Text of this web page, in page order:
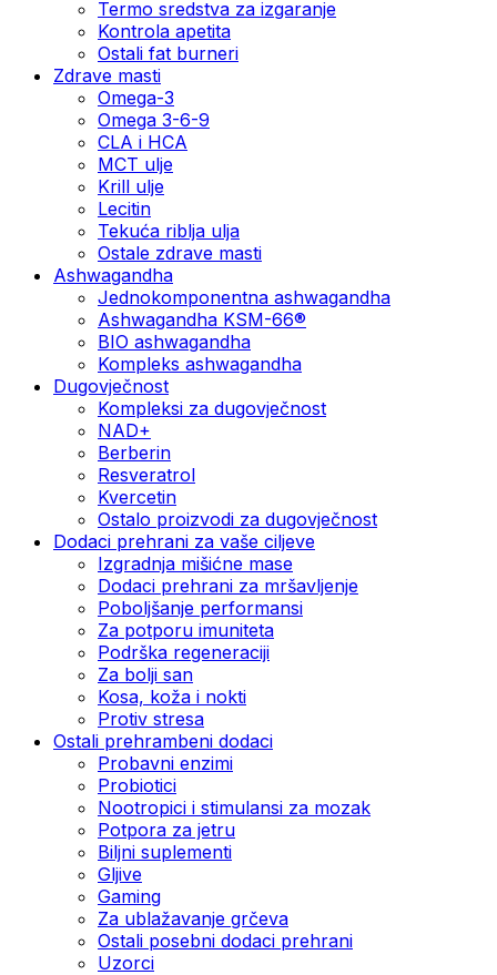
Termo sredstva za izgaranje
Kontrola apetita
Ostali fat burneri
Zdrave masti
Omega-3
Omega 3-6-9
CLA i HCA
MCT ulje
Krill ulje
Lecitin
Tekuća riblja ulja
Ostale zdrave masti
Ashwagandha
Jednokomponentna ashwagandha
Ashwagandha KSM-66®
BIO ashwagandha
Kompleks ashwagandha
Dugovječnost
Kompleksi za dugovječnost
NAD+
Berberin
Resveratrol
Kvercetin
Ostalo proizvodi za dugovječnost
Dodaci prehrani za vaše ciljeve
Izgradnja mišićne mase
Dodaci prehrani za mršavljenje
Poboljšanje performansi
Za potporu imuniteta
Podrška regeneraciji
Za bolji san
Kosa, koža i nokti
Protiv stresa
Ostali prehrambeni dodaci
Probavni enzimi
Probiotici
Nootropici i stimulansi za mozak
Potpora za jetru
Biljni suplementi
Gljive
Gaming
Za ublažavanje grčeva
Ostali posebni dodaci prehrani
Uzorci